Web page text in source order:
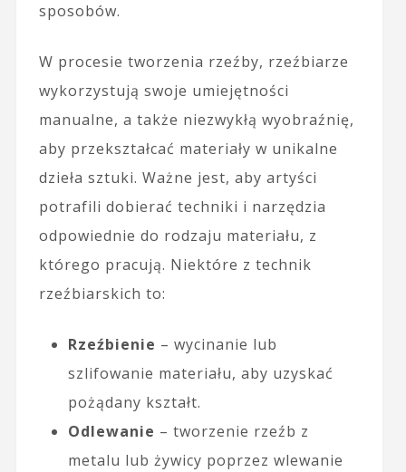
sposobów.
W procesie tworzenia rzeźby, rzeźbiarze
wykorzystują swoje umiejętności
manualne, a także niezwykłą wyobraźnię,
aby przekształcać materiały w unikalne
dzieła sztuki. Ważne jest, aby artyści
potrafili dobierać techniki i narzędzia
odpowiednie do rodzaju materiału, z
którego pracują. Niektóre z technik
rzeźbiarskich to:
Rzeźbienie – wycinanie lub
szlifowanie materiału, aby uzyskać
pożądany kształt.
Odlewanie – tworzenie rzeźb z
metalu lub żywicy poprzez wlewanie